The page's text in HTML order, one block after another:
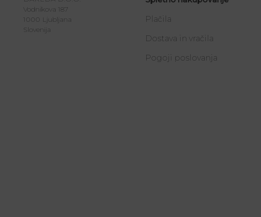
Vodnikova 187
1000 Ljubljana
Slovenija
Plačila
Dostava in vračila
Pogoji poslovanja